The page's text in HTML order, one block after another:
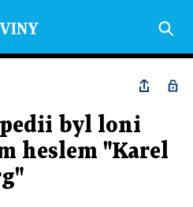
byl loni
heslem "Karel